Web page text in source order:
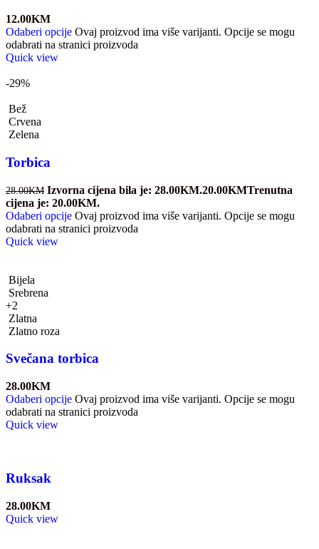
12.00KM
Odaberi opcije Ovaj proizvod ima više varijanti. Opcije se mogu
odabrati na stranici proizvoda
Quick view
-29%
Bež
Crvena
Zelena
Torbica
28.00KM Izvorna cijena bila je: 28.00KM.20.00KMTrenutna
cijena je: 20.00KM.
Odaberi opcije Ovaj proizvod ima više varijanti. Opcije se mogu
odabrati na stranici proizvoda
Quick view
Bijela
Srebrena
+2
Zlatna
Zlatno roza
Svečana torbica
28.00KM
Odaberi opcije Ovaj proizvod ima više varijanti. Opcije se mogu
odabrati na stranici proizvoda
Quick view
Ruksak
28.00KM
Quick view